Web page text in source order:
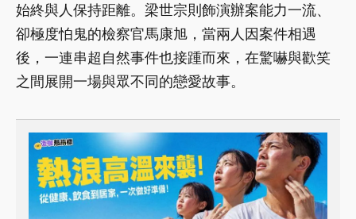
始終與人保持距離。梁世宗則飾演辦案能力一流、
卻極度怕鬼的檢察官馬康旭，當兩人因案件相遇
後，一連串超自然事件也接踵而來，在驚嚇與歡笑
之間展開一場與眾不同的戀愛故事。